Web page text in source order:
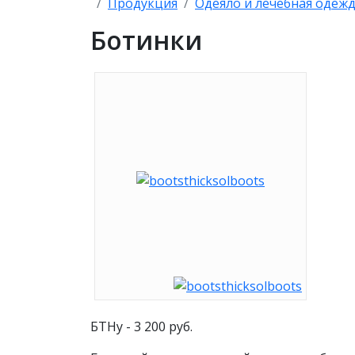
Ботинки
БТНу - 3 200 руб.